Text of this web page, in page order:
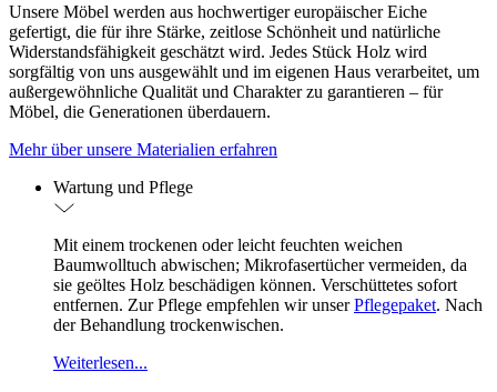
Unsere Möbel werden aus hochwertiger europäischer Eiche
gefertigt, die für ihre Stärke, zeitlose Schönheit und natürliche
Widerstandsfähigkeit geschätzt wird. Jedes Stück Holz wird
sorgfältig von uns ausgewählt und im eigenen Haus verarbeitet, um
außergewöhnliche Qualität und Charakter zu garantieren – für
Möbel, die Generationen überdauern.
Mehr über unsere Materialien erfahren
Wartung und Pflege
Mit einem trockenen oder leicht feuchten weichen
Baumwolltuch abwischen; Mikrofasertücher vermeiden, da
sie geöltes Holz beschädigen können. Verschüttetes sofort
entfernen. Zur Pflege empfehlen wir unserPflegepaket. Nach
der Behandlung trockenwischen.
Weiterlesen...